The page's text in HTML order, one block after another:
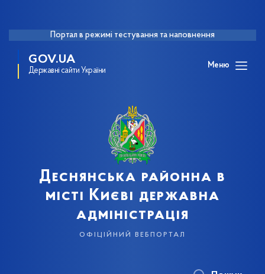
Портал в режимі тестування та наповнення
GOV.UA
Державні сайти України
Меню
Деснянська районна в
місті Києві державна
адміністрація
офіційний вебпортал